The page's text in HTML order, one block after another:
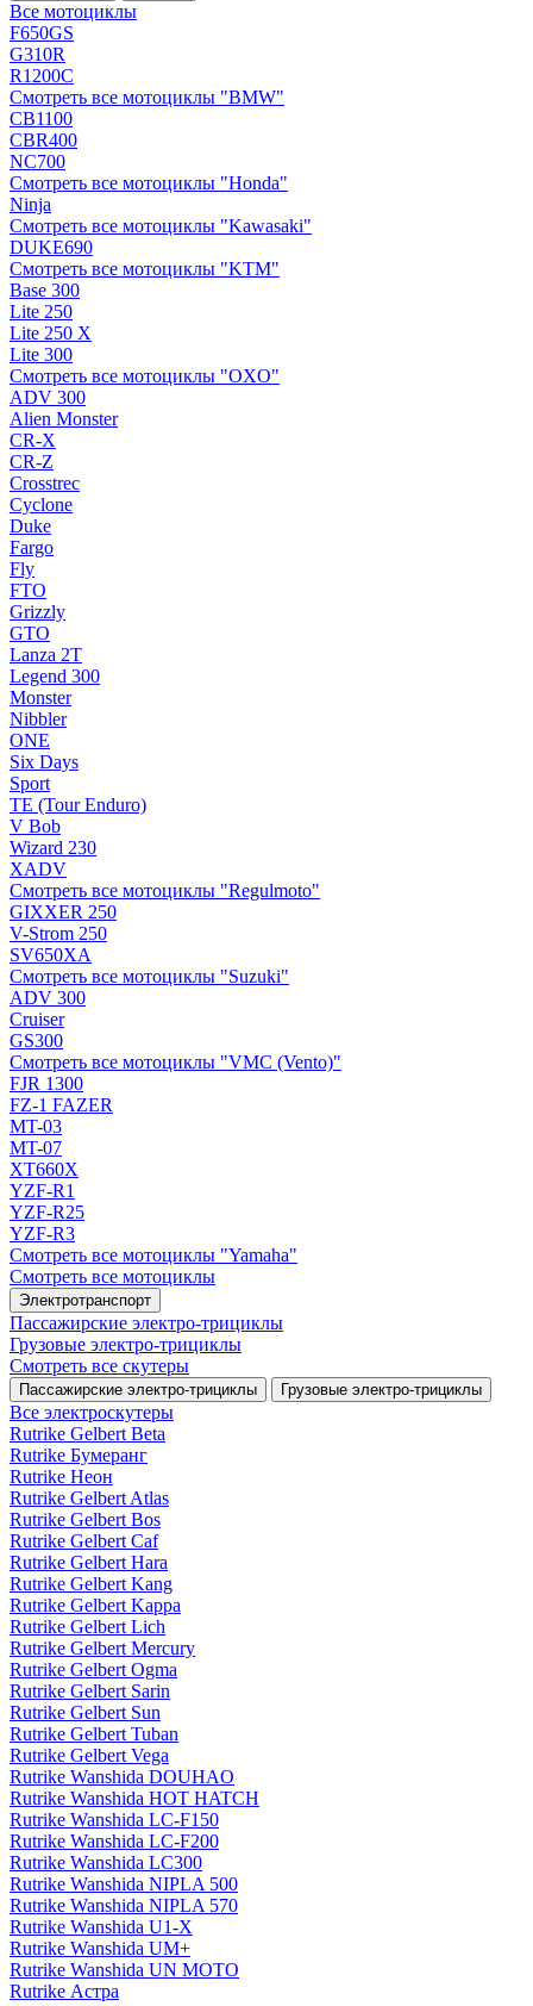
Все мотоциклы
F650GS
G310R
R1200C
Смотреть все мотоциклы "BMW"
CB1100
CBR400
NC700
Смотреть все мотоциклы "Honda"
Ninja
Смотреть все мотоциклы "Kawasaki"
DUKE690
Смотреть все мотоциклы "KTM"
Base 300
Lite 250
Lite 250 X
Lite 300
Смотреть все мотоциклы "OXO"
ADV 300
Alien Monster
CR-X
CR-Z
Crosstrec
Cyclone
Duke
Fargo
Fly
FTO
Grizzly
GTO
Lanza 2T
Legend 300
Monster
Nibbler
ONE
Six Days
Sport
TE (Tour Enduro)
V Bob
Wizard 230
XADV
Смотреть все мотоциклы "Regulmoto"
GIXXER 250
V-Strom 250
SV650XA
Смотреть все мотоциклы "Suzuki"
ADV 300
Cruiser
GS300
Смотреть все мотоциклы "VMC (Vento)"
FJR 1300
FZ-1 FAZER
MT-03
MT-07
XT660X
YZF-R1
YZF-R25
YZF-R3
Смотреть все мотоциклы "Yamaha"
Смотреть все мотоциклы
Электротранспорт
Пассажирские электро‑трициклы
Грузовые электро‑трициклы
Смотреть все скутеры
Пассажирские электро‑трициклы Грузовые электро‑трициклы
Все электро­скутеры
Rutrike Gelbert Beta
Rutrike Бумеранг
Rutrike Неон
Rutrike Gelbert Atlas
Rutrike Gelbert Bos
Rutrike Gelbert Caf
Rutrike Gelbert Hara
Rutrike Gelbert Kang
Rutrike Gelbert Kappa
Rutrike Gelbert Lich
Rutrike Gelbert Mercury
Rutrike Gelbert Ogma
Rutrike Gelbert Sarin
Rutrike Gelbert Sun
Rutrike Gelbert Tuban
Rutrike Gelbert Vega
Rutrike Wanshida DOUHAO
Rutrike Wanshida HOT HATCH
Rutrike Wanshida LC-F150
Rutrike Wanshida LC-F200
Rutrike Wanshida LC300
Rutrike Wanshida NIPLA 500
Rutrike Wanshida NIPLA 570
Rutrike Wanshida U1-X
Rutrike Wanshida UM+
Rutrike Wanshida UN MOTO
Rutrike Астра